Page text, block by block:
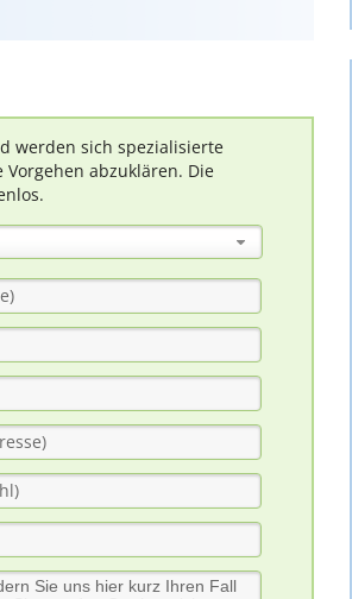
werden sich spezialisierte
abzuklären. Die